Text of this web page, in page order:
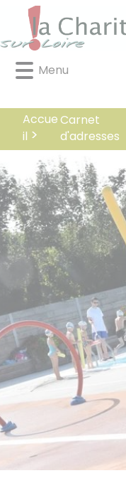
d'accès
rapide
menu
d'accès
rapide
contenu
d'accès
rapide
d'accès
rapide
pied
page
Menu
Accue
il
Carnet
d'adresses
Panneau de gestion des